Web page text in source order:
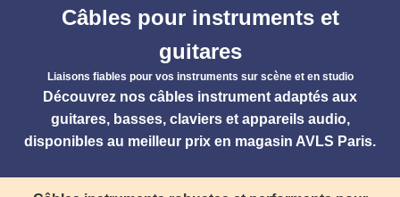
Câbles pour instruments et
guitares
Liaisons fiables pour vos instruments sur scène et en studio
Découvrez nos câbles instrument adaptés aux
guitares, basses, claviers et appareils audio,
disponibles au meilleur prix en magasin AVLS Paris.